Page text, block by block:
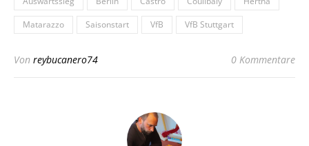
Matarazzo
Saisonstart VfB VfB Stuttgart
Von reybucanero74 0 Kommentare